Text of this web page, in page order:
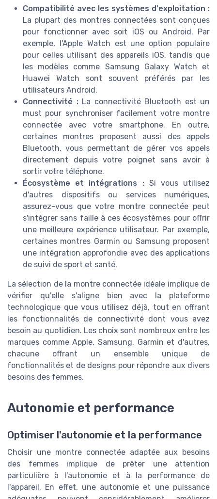
Compatibilité avec les systèmes d'exploitation :
La plupart des montres connectées sont conçues
pour fonctionner avec soit iOS ou Android. Par
exemple, l'Apple Watch est une option populaire
pour celles utilisant des appareils iOS, tandis que
les modèles comme Samsung Galaxy Watch et
Huawei Watch sont souvent préférés par les
utilisateurs Android.
Connectivité :La connectivité Bluetooth est un
must pour synchroniser facilement votre montre
connectée avec votre smartphone. En outre,
certaines montres proposent aussi des appels
Bluetooth, vous permettant de gérer vos appels
directement depuis votre poignet sans avoir à
sortir votre téléphone.
Écosystème et intégrations :Si vous utilisez
d'autres dispositifs ou services numériques,
assurez-vous que votre montre connectée peut
s'intégrer sans faille à ces écosystèmes pour offrir
une meilleure expérience utilisateur. Par exemple,
certaines montres Garmin ou Samsung proposent
une intégration approfondie avec des applications
de suivi de sport et santé.
La sélection de la montre connectée idéale implique de
vérifier qu'elle s'aligne bien avec la plateforme
technologique que vous utilisez déjà, tout en offrant
les fonctionnalités de connectivité dont vous avez
besoin au quotidien. Les choix sont nombreux entre les
marques comme Apple, Samsung, Garmin et d'autres,
chacune offrant un ensemble unique de
fonctionnalités et de designs pour répondre aux divers
besoins des femmes.
Autonomie et performance
Optimiser l'autonomie et la performance
Choisir une montre connectée adaptée aux besoins
des femmes implique de prêter une attention
particulière à l'autonomie et à la performance de
l'appareil. En effet, une autonomie et une puissance